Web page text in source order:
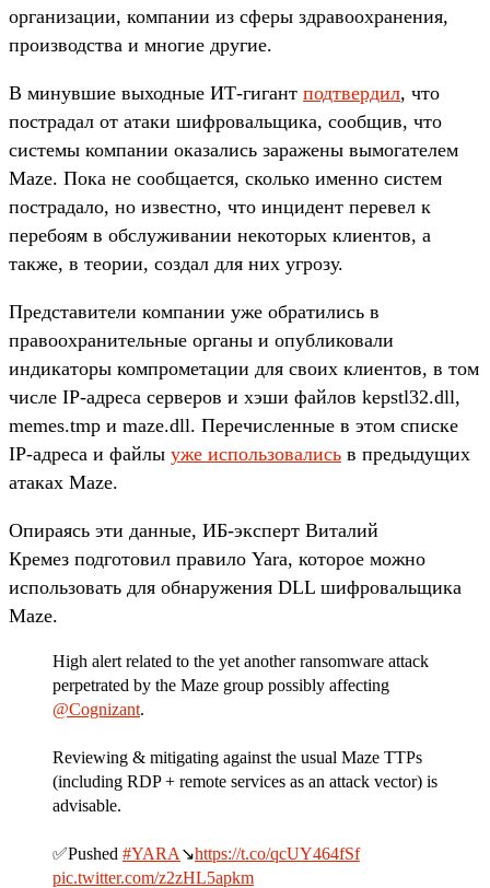
организации, компании из сферы здравоохранения,
производства и многие другие.
В минувшие выходные ИТ-гигант подтвердил, что
пострадал от атаки шифровальщика, сообщив, что
системы компании оказались заражены вымогателем
Maze. Пока не сообщается, сколько именно систем
пострадало, но известно, что инцидент перевел к
перебоям в обслуживании некоторых клиентов, а
также, в теории, создал для них угрозу.
Представители компании уже обратились в
правоохранительные органы и опубликовали
индикаторы компрометации для своих клиентов, в том
числе IP-адреса серверов и хэши файлов kepstl32.dll,
memes.tmp и maze.dll. Перечисленные в этом списке
IP-адреса и файлы уже использовались в предыдущих
атаках Maze.
Опираясь эти данные, ИБ-эксперт Виталий
Кремез подготовил правило Yara, которое можно
использовать для обнаружения DLL шифровальщика
Maze.
High alert related to the yet another ransomware attack
perpetrated by the Maze group possibly affecting
@Cognizant.
Reviewing & mitigating against the usual Maze TTPs
(including RDP + remote services as an attack vector) is
advisable.
✅Pushed #YARA ↘️https://t.co/qcUY464fSf
pic.twitter.com/z2zHL5apkm